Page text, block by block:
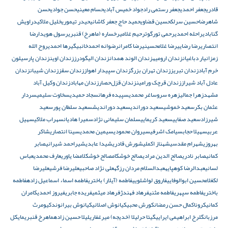
قادریجعفر احمدیجعفر رستمی رادجواد خمیس آبادیحسام معینیحسن جوادیحسن
شاهرضاحسین سرلکحسین قضاویحمید حاج جعفر کاشانیحیدر تیموریخلیل ملاکیدراویش
گنابادیراحله احمدیرحمی تورگوترحیم غلامیرخساره (ماهرخ) قنبریرسول هویدارضا
انتصاریرضا رضاییرضا غلامحسینیرضا کامرانرضوانه احمدخانبیگیرها احمدیروح الله
زمزانیار دباغیانزندان ارومیهزندان الوند همدانزندان الیگودرززندان اوینزندان پارسیلون
خرم آبادزندان تبریززندان تهران بزرگزندان سپیدار اهواززندان سقززندان شیبانزندان
عادل آباد شیراززندان قرچک ورامینزندان قزل‌حصارزندان مهابادزندان وکیل آباد
مشهدزهرا جمالیزهره سروساغر محمدیسپیده فرهانسجاد حمیدیسخاوت سلیمیسردار
عثمان بکرسعید خموشیسعید دوراندیسعید دوراندیشسعید سلطان پورسعید
شیرزادسعید صفاییسعید کریماییسلمان سلیمانی نژادسمیرا هادیانسهراب ملاکیسهیل
عربیسهیلا حجابسیامک اشرفیسیروان محمودیسیمین محمدیسینا انتصاریشاکر
بهروزیشهرام مقدسیشهناز اکملیشورش قادریشیدا عابدیشیراحمد شیرانیصابر
کمانیصابر نادریصالح الدین مرادیصالح خوشکامصالح خوشکلامضا یاوریعارف محمدیعباس
لسانیعبدالرضا کوهپایهعبدالسلام مردان رزگهعلی نژاد صاحبیعلیرضا فرشیعلیرضا
لکغلامحسین ابوالوفاییفاروق لواشلوییفاطمه (آیلار) باختریفاطمه اسماء اسماعیل زادهفاطمه
باختریفاطمه سپهریفاطمه مثنیفرهاد فهندژفرهاد میثمیفریده جابریفیروز احمدیکامران
کمانیکروناکمال حسن رمضانکورش محبیکیانوش اصلانیکیانوش بیرانوندکیومرث
مرزبانگلرخ ابراهیمی ایراییگیتا حرلیلا (خدیجه) میرغفاریلیلا حسین زادهماهرخ قنبریمایکل